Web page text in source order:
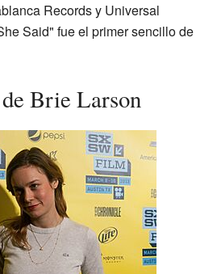
Records y Universal
Said" fue el primer sencillo de
Brie Larson